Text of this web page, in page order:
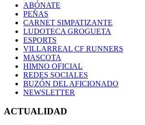
ABÓNATE
PEÑAS
CARNET SIMPATIZANTE
LUDOTECA GROGUETA
ESPORTS
VILLARREAL CF RUNNERS
MASCOTA
HIMNO OFICIAL
REDES SOCIALES
BUZÓN DEL AFICIONADO
NEWSLETTER
ACTUALIDAD